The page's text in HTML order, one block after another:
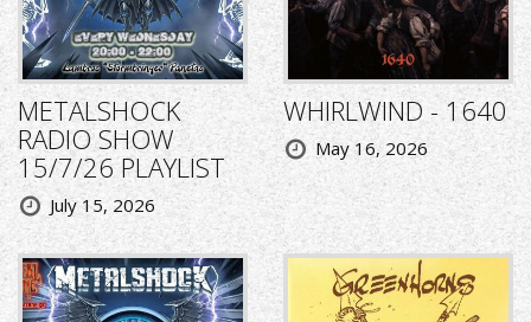
METALSHOCK
RADIO SHOW
15/7/26 PLAYLIST
July 15, 2026
WHIRLWIND - 1640
May 16, 2026